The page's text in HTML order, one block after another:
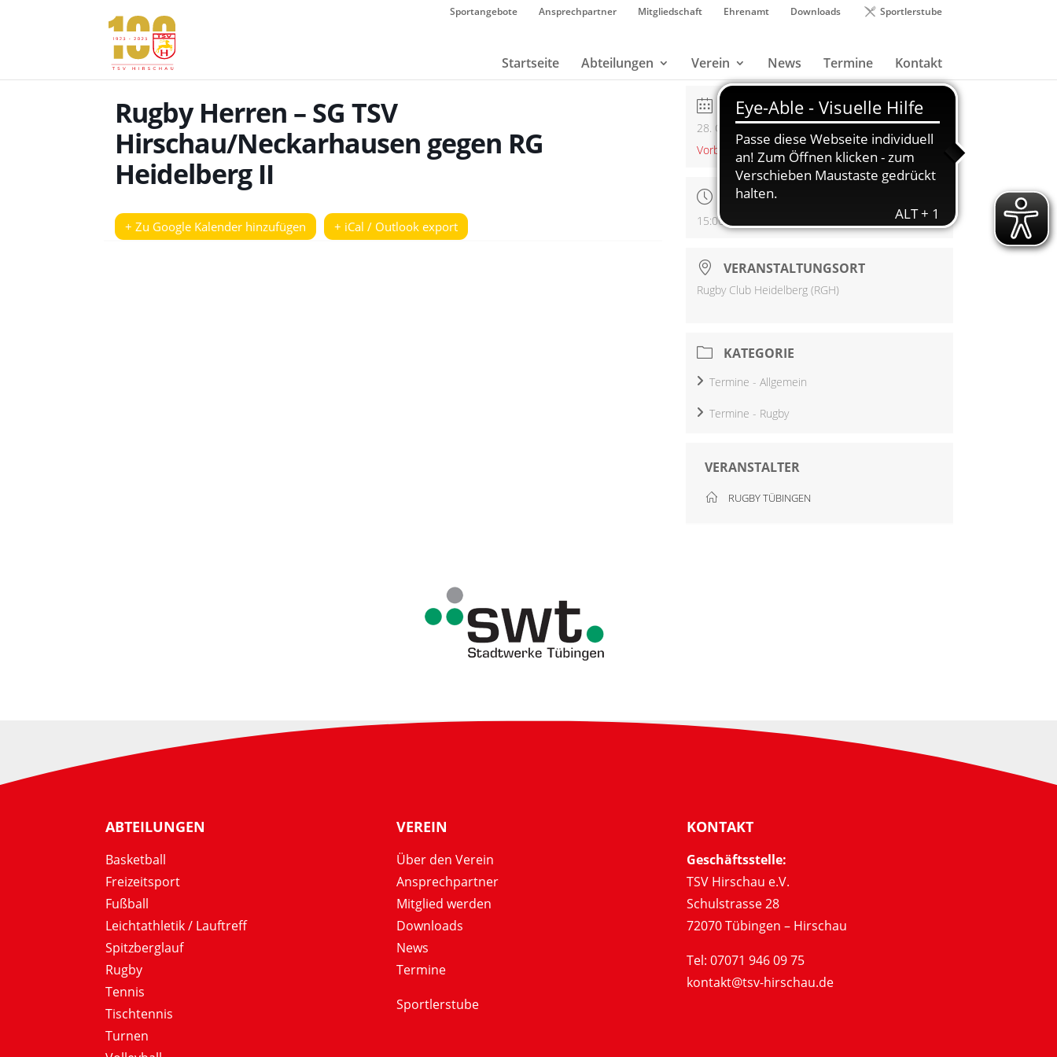
Sportangebote Ansprechpartner Mitgliedschaft Ehrenamt Downloads Sportlerstube
Startseite Abteilungen Verein News Termine Kontakt
Rugby Herren – SG TSV
Hirschau/Neckarhausen gegen RG
Heidelberg II
+ Zu Google Kalender hinzufügen + iCal / Outlook export
DATUM
28. Oktober 2023
Vorbei!
UHRZEIT
15:00 - 17:00
VERANSTALTUNGSORT
Rugby Club Heidelberg (RGH)
KATEGORIE
Termine - Allgemein
Termine - Rugby
VERANSTALTER
RUGBY TÜBINGEN
ABTEILUNGEN
Basketball
Freizeitsport
Fußball
Leichtathletik / Lauftreff
Spitzberglauf
Rugby
Tennis
Tischtennis
Turnen
VEREIN
Über den Verein
Ansprechpartner
Mitglied werden
Downloads
News
Termine
Sportlerstube
KONTAKT
Geschäftsstelle:
TSV Hirschau e.V.
Schulstrasse 28
72070 Tübingen – Hirschau
Tel: 07071 946 09 75
kontakt@tsv-hirschau.de